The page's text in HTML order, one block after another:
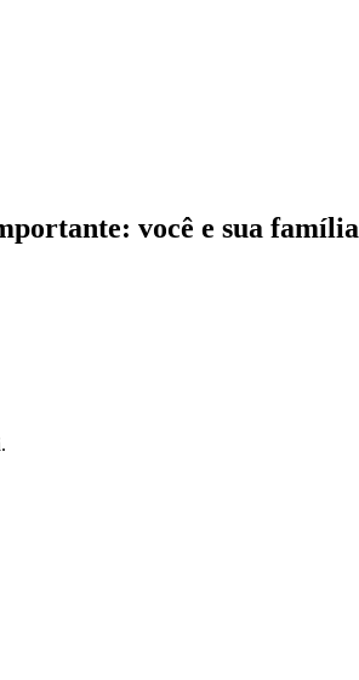
você e sua família